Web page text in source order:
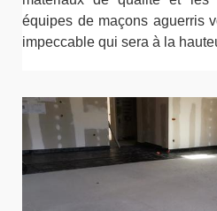
équipes de maçons aguerris
impeccable qui sera à la